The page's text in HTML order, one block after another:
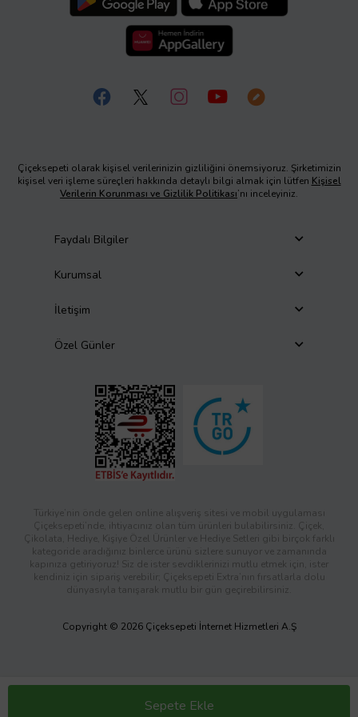
Sepete Ekle
Çiçeksepeti olarak kişisel verilerinizin gizliliğini önemsiyoruz. Şirketimizin
kişisel veri işleme süreçleri hakkında detaylı bilgi almak için lütfen Kişisel
Verilerin Korunması ve Gizlilik Politikası’nı inceleyiniz.
Faydalı Bilgiler
Kurumsal
İletişim
Özel Günler
Türkiye’nin önde gelen online alışveriş sitesi ve mobil uygulaması
Çiçeksepeti’nde, ihtiyacınız olan tüm ürünleri bulabilirsiniz. Çiçek,
Çikolata, Hediye, Kişiye Özel Ürünler ve Hediye Setleri gibi birçok farklı
kategoride aradığınız binlerce ürünü sizlere sunuyor ve zamanında
kapınıza getiriyoruz! Siz de ister sevdiklerinizi mutlu etmek için, ister
kendiniz için sipariş verebilir; Çiçeksepeti Extra’nın fırsatlarla dolu
dünyasıyla tanışarak mutlu bir gün geçirebilirsiniz.
Copyright © 2026 Çiçeksepeti İnternet Hizmetleri A.Ş